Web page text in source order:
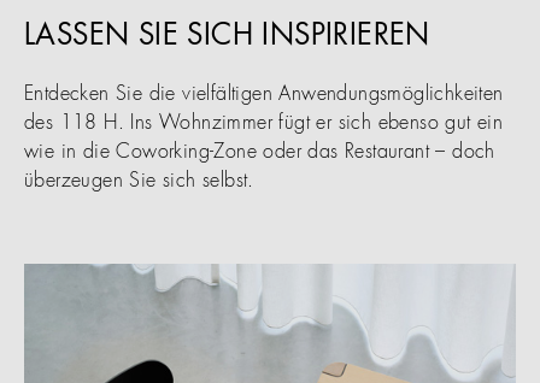
LASSEN SIE SICH INSPIRIEREN
Entdecken Sie die vielfältigen Anwendungsmöglichkeiten
des 118 H. Ins Wohnzimmer fügt er sich ebenso gut ein
wie in die Coworking-Zone oder das Restaurant – doch
überzeugen Sie sich selbst.